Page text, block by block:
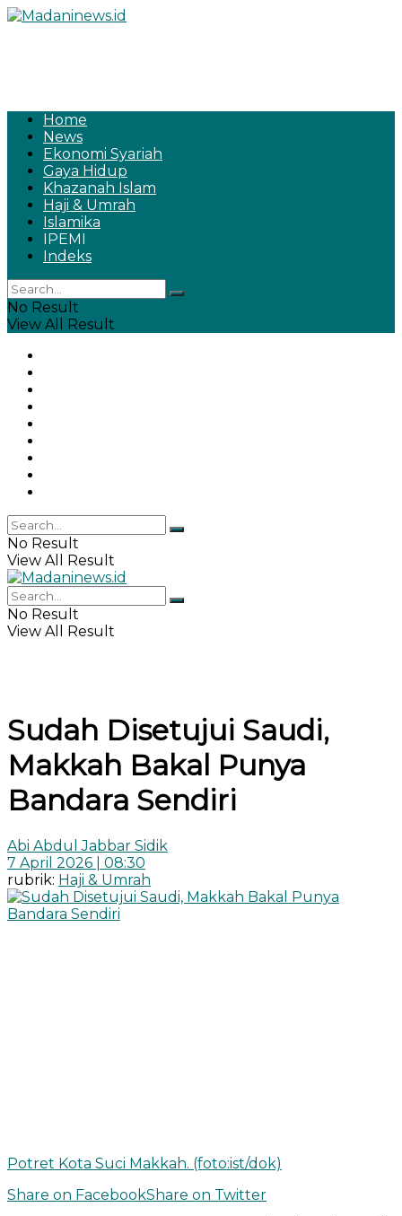
Home
News
Ekonomi Syariah
Gaya Hidup
Khazanah Islam
Haji & Umrah
Islamika
IPEMI
Indeks
No Result
View All Result
No Result
View All Result
No Result
View All Result
Sudah Disetujui Saudi,
Makkah Bakal Punya
Bandara Sendiri
Abi Abdul Jabbar Sidik
7 April 2026 | 08:30
rubrik: Haji & Umrah
Potret Kota Suci Makkah. (foto:ist/dok)
Share on FacebookShare on Twitter